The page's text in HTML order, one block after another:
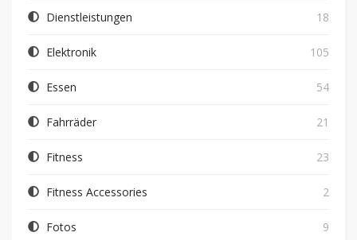
Dienstleistungen 18
Elektronik 105
Essen 54
Fahrräder 21
Fitness 23
Fitness Accessories 2
Fotos 9